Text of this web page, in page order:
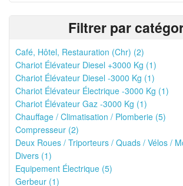
Filtrer par
Café, Hôtel, Restauration (Chr) (2)
Chariot Élévateur Diesel +3000 Kg (1)
Chariot Élévateur Diesel -3000 Kg (1)
Chariot Élévateur Électrique -3000 Kg (1)
Chariot Élévateur Gaz -3000 Kg (1)
Chauffage / Climatisation / Plomberie (5)
Compresseur (2)
Deux Roues / Triporteurs / Quads / Vélos /
Divers (1)
Equipement Électrique (5)
Gerbeur (1)